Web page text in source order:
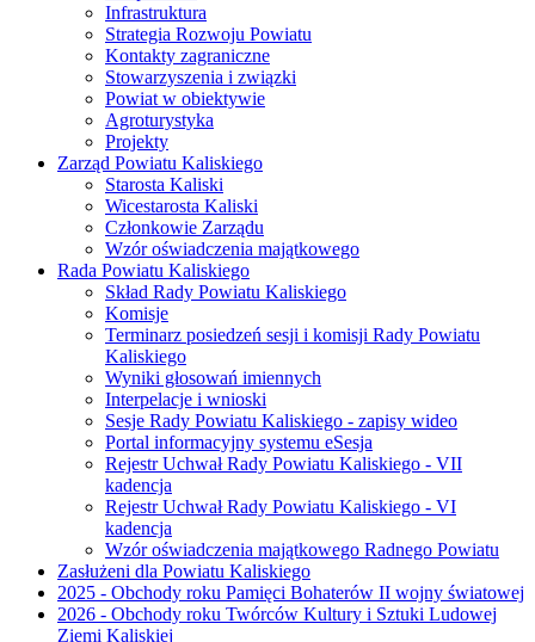
Infrastruktura
Strategia Rozwoju Powiatu
Kontakty zagraniczne
Stowarzyszenia i związki
Powiat w obiektywie
Agroturystyka
Projekty
Zarząd Powiatu Kaliskiego
Starosta Kaliski
Wicestarosta Kaliski
Członkowie Zarządu
Wzór oświadczenia majątkowego
Rada Powiatu Kaliskiego
Skład Rady Powiatu Kaliskiego
Komisje
Terminarz posiedzeń sesji i komisji Rady Powiatu
Kaliskiego
Wyniki głosowań imiennych
Interpelacje i wnioski
Sesje Rady Powiatu Kaliskiego - zapisy wideo
Portal informacyjny systemu eSesja
Rejestr Uchwał Rady Powiatu Kaliskiego - VII
kadencja
Rejestr Uchwał Rady Powiatu Kaliskiego - VI
kadencja
Wzór oświadczenia majątkowego Radnego Powiatu
Zasłużeni dla Powiatu Kaliskiego
2025 - Obchody roku Pamięci Bohaterów II wojny światowej
2026 - Obchody roku Twórców Kultury i Sztuki Ludowej
Ziemi Kaliskiej